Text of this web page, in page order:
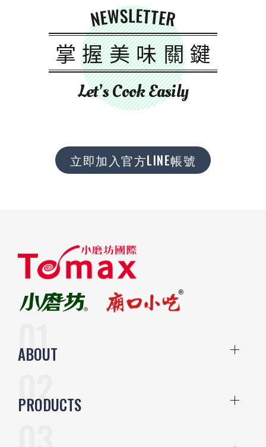
NEWSLETTER
掌握美味關鍵
Let’s Cook Easily
立即加入官方LINE帳號
ABOUT
PRODUCTS